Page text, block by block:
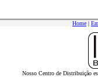
Home |
Nosso Centro de Distribuição